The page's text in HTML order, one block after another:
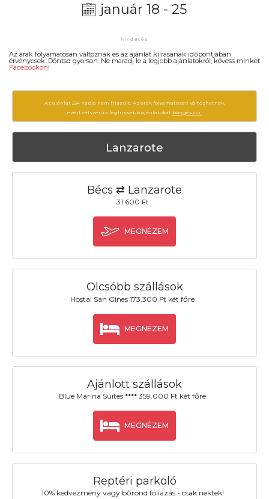
január 18 - 25
Az árak folyamatosan változnak és az ajánlat kiírásanak időpontjában
érvényesek. Döntsd gyorsan. Ne maradj le a legjobb ajánlatokról, kövess minket
Facebookon!
Az ajánlat 234 napja nem frissült. Az árak folyamatosan változhatnak,
ezért célszerű a legfrissebb ajánlatokat böngészni.
Lanzarote
Bécs ⇄ Lanzarote
31.600 Ft
MEGNÉZEM
Olcsóbb szállások
Hostal San Gines 173.300 Ft két főre
MEGNÉZEM
Ajánlott szállások
Blue Marina Suites **** 359.000 Ft két főre
MEGNÉZEM
Reptéri parkoló
10% kedvezmény vagy bőrönd fóliázás - csak nektek!